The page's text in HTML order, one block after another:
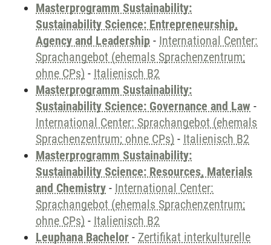
Masterprogramm Sustainability:
Sustainability Science: Entrepreneurship,
Agency and Leadership - International Center:
Sprachangebot (ehemals Sprachenzentrum;
ohne CPs) - Italienisch B2
Masterprogramm Sustainability:
Sustainability Science: Governance and Law -
International Center: Sprachangebot (ehemals
Sprachenzentrum; ohne CPs) - Italienisch B2
Masterprogramm Sustainability:
Sustainability Science: Resources, Materials
and Chemistry - International Center:
Sprachangebot (ehemals Sprachenzentrum;
ohne CPs) - Italienisch B2
Leuphana Bachelor - Zertifikat interkulturelle